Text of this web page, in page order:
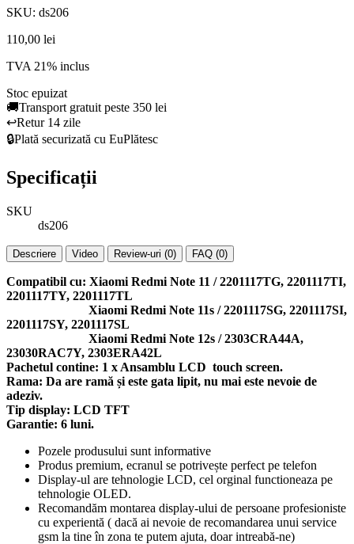
SKU: ds206
110,00 lei
TVA 21% inclus
Stoc epuizat
🚚Transport gratuit peste 350 lei
↩️Retur 14 zile
🔒Plată securizată cu EuPlătesc
Specificații
SKU
ds206
Descriere Video Review-uri (0) FAQ (0)
Compatibil cu: Xiaomi Redmi Note 11 / 2201117TG, 2201117TI,
2201117TY, 2201117TL
Xiaomi Redmi Note 11s / 2201117SG, 2201117SI,
2201117SY, 2201117SL
Xiaomi Redmi Note 12s / 2303CRA44A,
23030RAC7Y, 2303ERA42L
Pachetul contine: 1 x Ansamblu LCD touch screen.
Rama: Da are ramă și este gata lipit, nu mai este nevoie de
adeziv.
Tip display: LCD TFT
Garantie: 6 luni.
Pozele produsului sunt informative
Produs premium, ecranul se potrivește perfect pe telefon
Display-ul are tehnologie LCD, cel orginal functioneaza pe
tehnologie OLED.
Recomandăm montarea display-ului de persoane profesioniste
cu experientă ( dacă ai nevoie de recomandarea unui service
gsm la tine în zona te putem ajuta, doar intreabă-ne)